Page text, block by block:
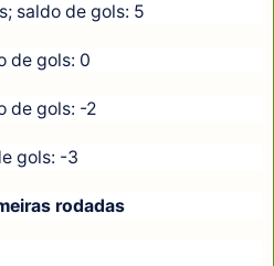
saldo de gols: 5
de gols: 0
de gols: -2
gols: -3
rodadas